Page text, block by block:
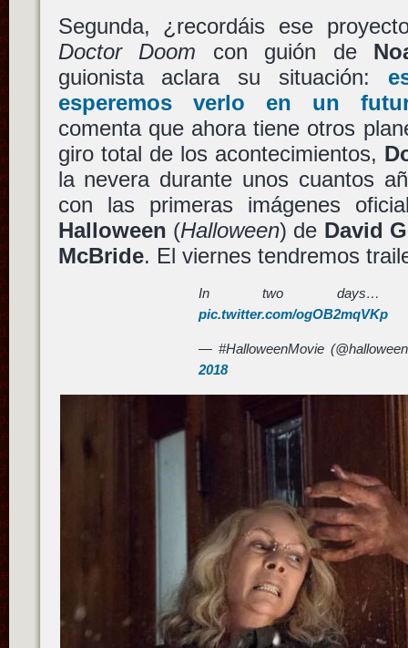
Segunda, ¿recordáis ese
Doctor Doom con guión de
guionista aclara su situación:
esperemos verlo en un
comenta que ahora tiene otros
giro total de los acontecimientos,
la nevera durante unos cuantos
con las primeras imágenes
Halloween (Halloween) de David
McBride. El viernes tendremos
In two
pic.twitter.com/ogOB2mqVKp
— #HalloweenMovie
2018